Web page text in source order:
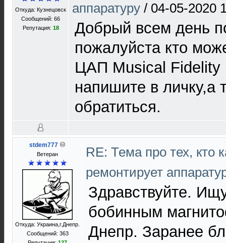
Откуда: Кузнецовск
Сообщений: 66
Репутация: 18
аппаратуру / 04-05-2020
Добрый всем день
пожалуйста кто
ЦАП Musical Fidelity
напишите в личку,а
обратиться.
stdem777
Ветеран
Откуда: Украина,г.Днепр.
Сообщений: 363
RE: Тема про тех, кто
ремонтирует
Здравствуйте.
бобинным
Днепр. Заранее